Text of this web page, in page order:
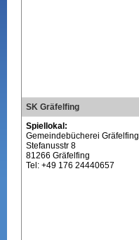
SK Gräfelfing
Spiellokal:
Gemeindebücherei Gräfelfing
Stefanusstr 8
81266 Gräfelfing
Tel: +49 176 24440657